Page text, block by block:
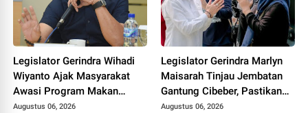
Legislator Gerindra Wihadi
Wiyanto Ajak Masyarakat
Awasi Program Makan
Bergizi Gratis agar Tepat
Augustus 06, 2026
Legislator Gerindra Marlyn
Maisarah Tinjau Jembatan
Gantung Cibeber, Pastikan
Aspirasi Warga Terlaksana
Augustus 06, 2026